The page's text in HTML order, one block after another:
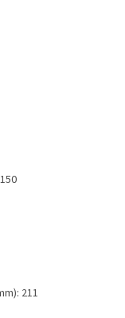
150
: 211